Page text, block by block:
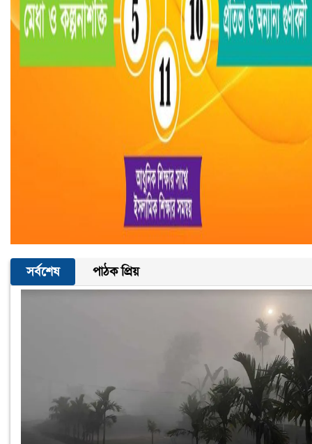
সর্বশেষ পাঠক প্রিয়